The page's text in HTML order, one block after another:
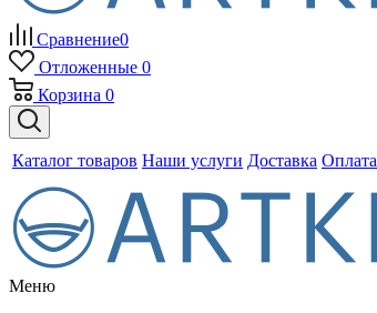
Сравнение0
Отложенные 0
Корзина 0
Каталог товаров Наши услуги Доставка Оплата
Меню